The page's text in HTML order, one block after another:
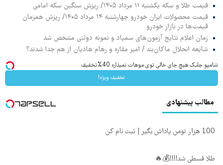
قیمت طلا و سکه یکشنبه ۱۱ مرداد ۱۴۰۵/ ریزش سنگین سکه امامی
قیمت محصولات ایران خودرو چهارشنبه ۱۴ مرداد ۱۴۰۵/ ریزش همزمان
قیمت‌ها در بازار خودرو
زمان اعلام نتایج آزمون‌های سمپاد و نمونه دولتی مشخص شد
شایعه انحلال ماکان‌بند / امیر مقاره و رهام هادیان از هم جدا شدند؟
شامپو جلبک هیچ جای خالی توی موهات نمیذاره 40%تخفیف
تخفیف ویژه!
مطالب پیشنهادی
100 هزار تومن پاداش بگیر | ثبت نام کن
طلا قسطی شد!!!!💰🔥